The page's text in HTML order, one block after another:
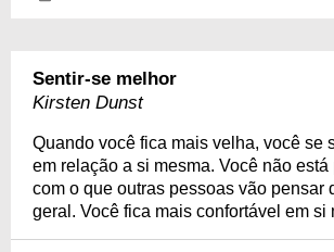
Sentir-se melhor
Kirsten Dunst
Quando você fica mais velha, você se
em relação a si mesma. Você não está
com o que outras pessoas vão pensar
geral. Você fica mais confortável em si